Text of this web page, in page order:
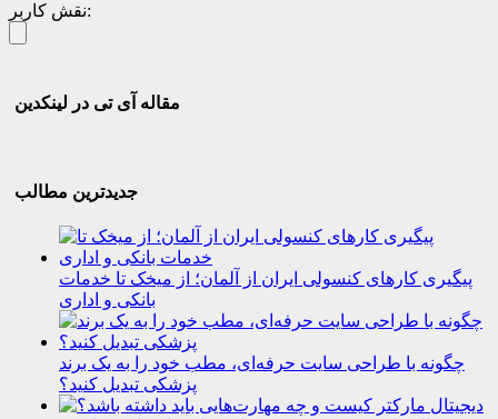
نقش کاربر:
مقاله آی تی در لینکدین
جدیدترین مطالب
پیگیری کارهای کنسولی ایران از آلمان؛ از میخک تا خدمات
بانکی و اداری
چگونه با طراحی سایت حرفه‌ای، مطب خود را به یک برند
پزشکی تبدیل کنید؟